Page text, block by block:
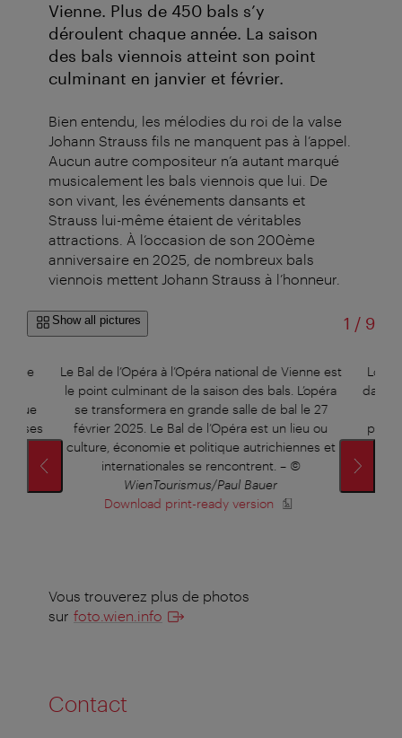
Vienne. Plus de 450 bals s’y
déroulent chaque année. La saison
des bals viennois atteint son point
culminant en janvier et février.
Bien entendu, les mélodies du roi de la valse
Johann Strauss fils ne manquent pas à l’appel.
Aucun autre compositeur n’a autant marqué
musicalement les bals viennois que lui. De
son vivant, les événements dansants et
Strauss lui-même étaient de véritables
attractions. À l’occasion de son 200ème
anniversaire en 2025, de nombreux bals
viennois mettent Johann Strauss à l’honneur.
Show all pictures 1 /of
9
que
Le Bal de l’Opéra à l’Opéra national de Vienne est
le point culminant de la saison des bals. L’opéra
se transformera en grande salle de bal le 27
février 2025. Le Bal de l’Opéra est un lieu ou
culture, économie et politique autrichiennes et
internationales se rencontrent. – ©
WienTourismus/Paul Bauer
Download print-ready version
Lors
Vous trouverez plus de photos
sur foto.wien.info
Contact